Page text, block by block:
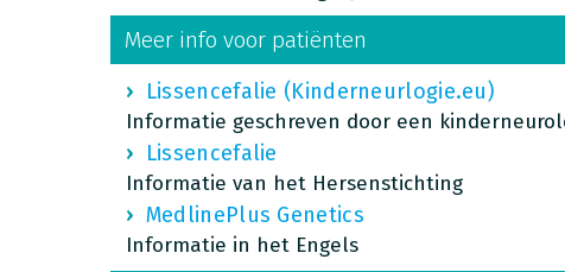
Meer info voor patiënten
Lissencefalie (Kinderneurlogie.eu)
Informatie geschreven door een
Lissencefalie
Informatie van het Hersenstichting
MedlinePlus Genetics
Informatie in het Engels